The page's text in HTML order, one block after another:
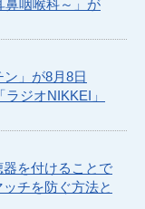
鼻咽喉科～」が
ン」が8月8日
ジオNIKKEI」
を付けることで
チを防ぐ方法と